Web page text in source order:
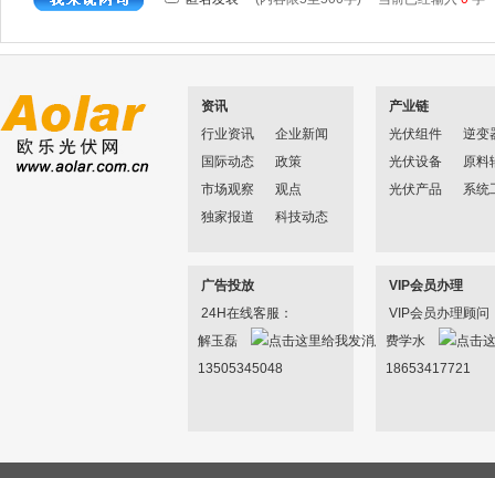
资讯
行业资讯
企业新闻
国际动态
政策
市场观察
观点
独家报道
科技动态
产业链
光伏组件
逆变
光伏设备
原料
光伏产品
系统
广告投放
24H在线客服：
解玉磊
13505345048
VIP会员办理
VIP会员办理顾问
费学水
18653417721